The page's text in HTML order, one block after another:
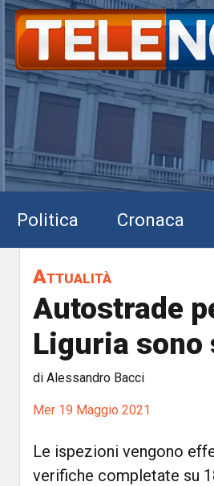
Politica Cronaca
Attualità
Autostrade
Liguria
di Alessandro Bacci
Mer 19 Maggio 2021
Le ispezioni vengono
verifiche completate su